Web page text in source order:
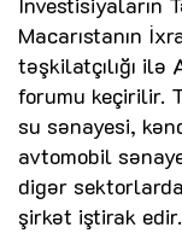
Macarıstanın
təşkilatçılığı ilə
forumu keçirilir.
su sənayesi,
avtomobil
digər
şirkət iştirak edir.